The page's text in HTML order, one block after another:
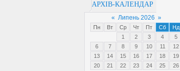
АРХІВ-КАЛЕНДАР
« Липень 2026 »
Пн Вт Ср Чт Пт Сб
Нд
1
2 3 4
5
6
7 8 9 10 11
12
13
14 15 16 17 18
19
20
21 22 23 24 25
26